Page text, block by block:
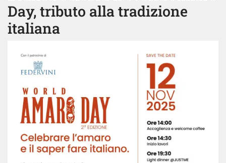
Day, tributo alla tradizione
italiana